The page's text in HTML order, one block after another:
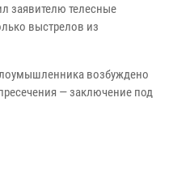
заявителю телесные
выстрелов из
возбуждено
— заключение под